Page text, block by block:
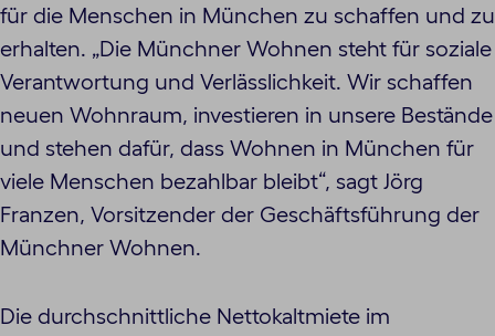
für die Menschen in München zu schaffen und zu
erhalten. „Die Münchner Wohnen steht für soziale
Verantwortung und Verlässlichkeit. Wir schaffen
neuen Wohnraum, investieren in unsere Bestände
und stehen dafür, dass Wohnen in München für
viele Menschen bezahlbar bleibt“, sagt Jörg
Franzen, Vorsitzender der Geschäftsführung der
Münchner Wohnen.
Die durchschnittliche Nettokaltmiete im